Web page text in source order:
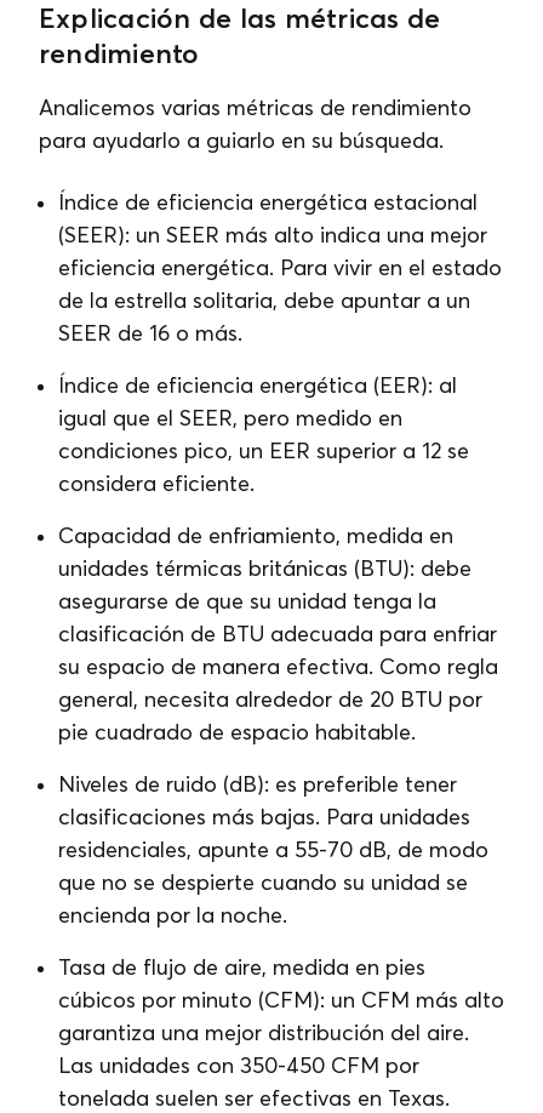
Explicación de las métricas de
rendimiento
Analicemos varias métricas de rendimiento
para ayudarlo a guiarlo en su búsqueda.
Índice de eficiencia energética estacional
(SEER): un SEER más alto indica una mejor
eficiencia energética. Para vivir en el estado
de la estrella solitaria, debe apuntar a un
SEER de 16 o más.
Índice de eficiencia energética (EER): al
igual que el SEER, pero medido en
condiciones pico, un EER superior a 12 se
considera eficiente.
Capacidad de enfriamiento, medida en
unidades térmicas británicas (BTU): debe
asegurarse de que su unidad tenga la
clasificación de BTU adecuada para enfriar
su espacio de manera efectiva. Como regla
general, necesita alrededor de 20 BTU por
pie cuadrado de espacio habitable.
Niveles de ruido (dB): es preferible tener
clasificaciones más bajas. Para unidades
residenciales, apunte a 55-70 dB, de modo
que no se despierte cuando su unidad se
encienda por la noche.
Tasa de flujo de aire, medida en pies
cúbicos por minuto (CFM): un CFM más alto
garantiza una mejor distribución del aire.
Las unidades con 350-450 CFM por
tonelada suelen ser efectivas en Texas.